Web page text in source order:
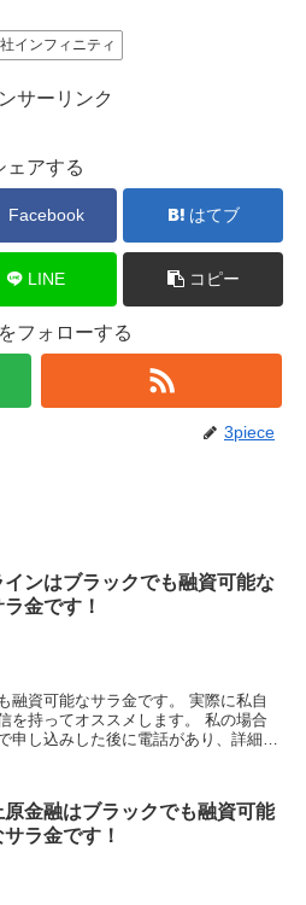
インフィニティ
サーリンク
ェアする
Facebook はてブ
LINE コピー
フォローする
3piece
インはブラックでも融資可能な
ラ金です！
融資可能なサラ金です。 実際に私自
を持ってオススメします。 私の場合
申し込みした後に電話があり、詳細を
原金融はブラックでも融資可能
サラ金です！